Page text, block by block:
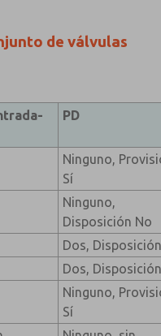
de válvulas
PD
Ninguno,
Sí
Ninguno,
Disposición No
Dos,
Dos,
Ninguno,
Sí